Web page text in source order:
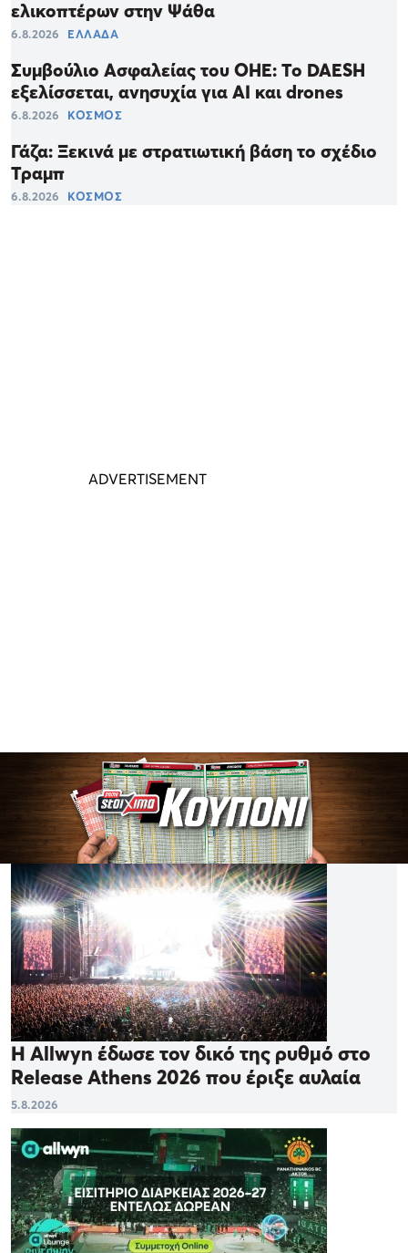
ελικοπτέρων στην Ψάθα
6.8.2026 ΕΛΛΑΔΑ
Συμβούλιο Ασφαλείας του ΟΗΕ: Το DAESH
εξελίσσεται, ανησυχία για ΑΙ και drones
6.8.2026 ΚΟΣΜΟΣ
Γάζα: Ξεκινά με στρατιωτική βάση το σχέδιο
Τραμπ
6.8.2026 ΚΟΣΜΟΣ
Η Allwyn έδωσε τον δικό της ρυθμό στο
Release Athens 2026 που έριξε αυλαία
5.8.2026